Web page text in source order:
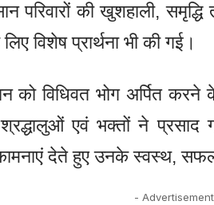
परिवारों की खुशहाली,
विशेष प्रार्थना भी की गई।
को विधिवत भोग अर्पित
श्रद्धालुओं एवं भक्तों ने
देते हुए उनके स्वस्थ, सफल
-